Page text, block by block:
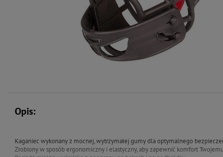
Opis:
Kaganiec wykonany z mocnej, wytrzymałej gumy dla optymalnego
Zrobiony w sposób ergonomiczny i elastyczny, aby zapewnić komfort